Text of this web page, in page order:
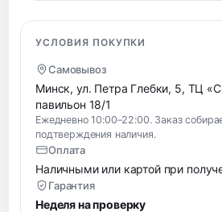
УСЛОВИЯ ПОКУПКИ
Самовывоз
Минск, ул. Петра Глебки, 5, ТЦ
павильон 18/1
Ежедневно 10:00–22:00. Заказ
подтверждения наличия.
Оплата
Наличными или картой при
Гарантия
Неделя на проверку